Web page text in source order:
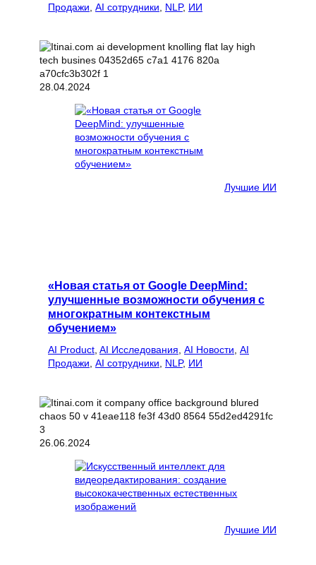
Продажи AI сотрудники NLP, ИИ
28.04.2024
Лучшие ИИ
«Новая статья от Google DeepMind:
улучшенные возможности обучения с
многократным контекстным
обучением»
AI Product AI Исследования AI Новости AI
Продажи AI сотрудники NLP, ИИ
26.06.2024
Лучшие ИИ